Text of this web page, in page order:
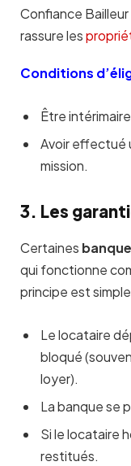
Confiance
rassure les
Conditions
Être
Avoir effectué
mission.
3. Les
Certaines
qui fonctionne
principe est
Le locataire
bloqué
loyer).
La banque se
Si le locataire
restitués.